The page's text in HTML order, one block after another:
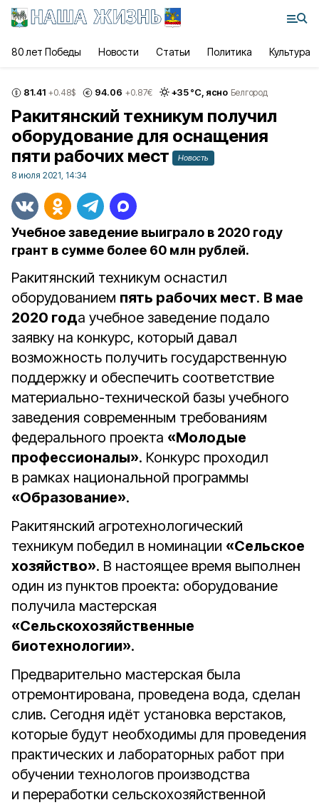
80 лет Победы Новости Статьи Политика Культура
81.41 +0.48$ 94.06 +0.87€ +35°С, ясно Белгород
Ракитянский техникум получил
оборудование для оснащения
пяти рабочих мест
Новость
8 июля 2021, 14:34
Учебное заведение выиграло в 2020 году
грант в сумме более 60 млн рублей.
Ракитянский техникум оснастил
оборудованием пять рабочих мест. В мае
2020 года учебное заведение подало
заявку на конкурс, который давал
возможность получить государственную
поддержку и обеспечить соответствие
материально-технической базы учебного
заведения современным требованиям
федерального проекта «Молодые
профессионалы». Конкурс проходил
в рамках национальной программы
«Образование».
Ракитянский агротехнологический
техникум победил в номинации «Сельское
хозяйство». В настоящее время выполнен
один из пунктов проекта: оборудование
получила мастерская
«Сельскохозяйственные
биотехнологии».
Предварительно мастерская была
отремонтирована, проведена вода, сделан
слив. Сегодня идёт установка верстаков,
которые будут необходимы для проведения
практических и лабораторных работ при
обучении технологов производства
и переработки сельскохозяйственной